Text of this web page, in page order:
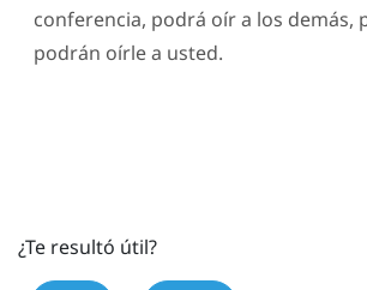
conferencia, podrá oír a los demás,
podrán oírle a usted.
¿Te resultó útil?